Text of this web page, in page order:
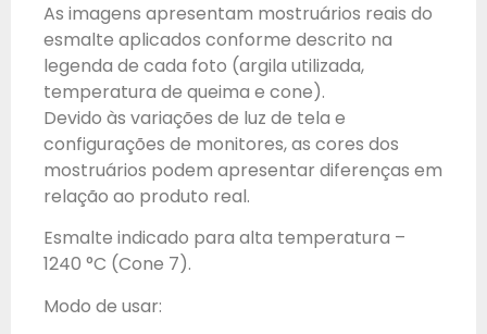
As imagens apresentam mostruários reais do
esmalte aplicados conforme descrito na
legenda de cada foto (argila utilizada,
temperatura de queima e cone).
Devido às variações de luz de tela e
configurações de monitores, as cores dos
mostruários podem apresentar diferenças em
relação ao produto real.
Esmalte indicado para alta temperatura –
1240 °C (Cone 7).
Modo de usar: